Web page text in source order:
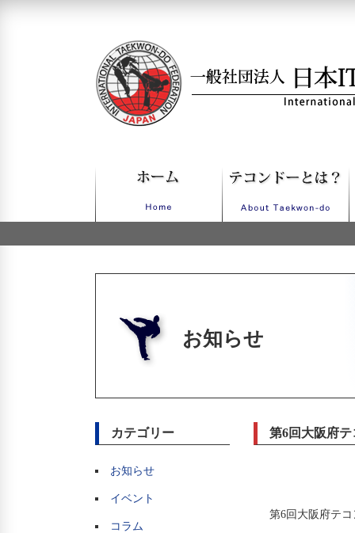
お知らせ
カテゴリー
お知らせ
イベント
コラム
第6回大阪府
第6回大阪府テ